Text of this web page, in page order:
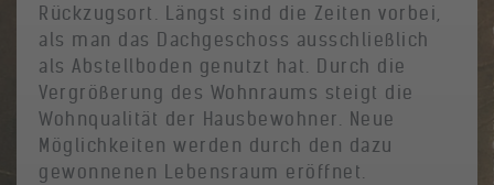
Rückzugsort. Längst sind die Zeiten vorbei,
als man das Dachgeschoss ausschließlich
als Abstellboden genutzt hat. Durch die
Vergrößerung des Wohnraums steigt die
Wohnqualität der Hausbewohner. Neue
Möglichkeiten werden durch den dazu
gewonnenen Lebensraum eröffnet.